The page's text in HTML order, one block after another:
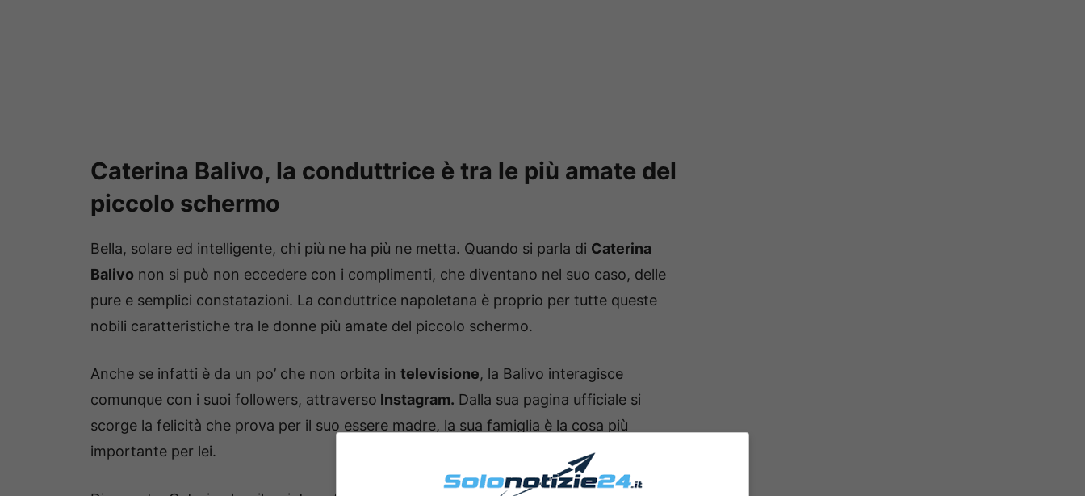
Caterina Balivo, la conduttrice è tra le più amate del
piccolo schermo
Bella, solare ed intelligente, chi più ne ha più ne metta. Quando si parla di Caterina
Balivo non si può non eccedere con i complimenti, che diventano nel suo caso, delle
pure e semplici constatazioni. La conduttrice napoletana è proprio per tutte queste
nobili caratteristiche tra le donne più amate del piccolo schermo.
Anche se infatti è da un po’ che non orbita in televisione, la Balivo interagisce
comunque con i suoi followers, attraverso Instagram. Dalla sua pagina ufficiale si
scorge la felicità che prova per il suo essere madre, la sua famiglia è la cosa più
importante per lei.